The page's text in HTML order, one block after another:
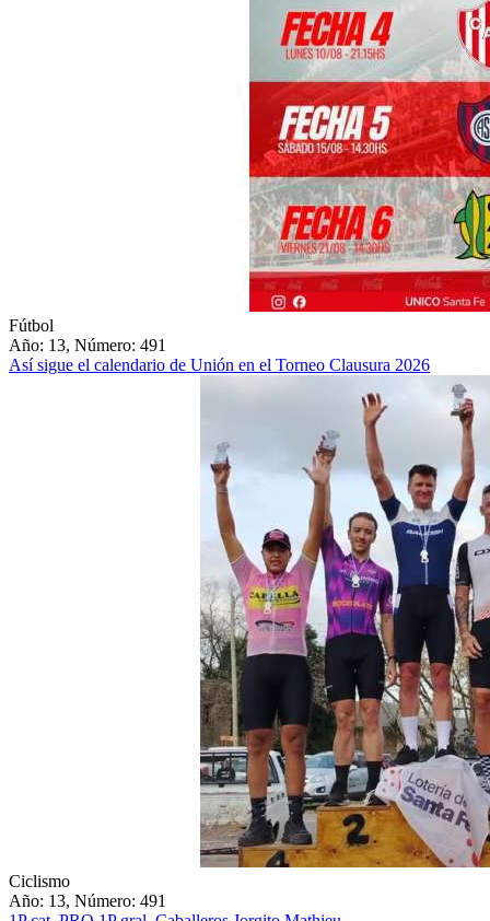
Fútbol
Año: 13, Número: 491
Así sigue el calendario de Unión en el Torneo Clausura 2026
Ciclismo
Año: 13, Número: 491